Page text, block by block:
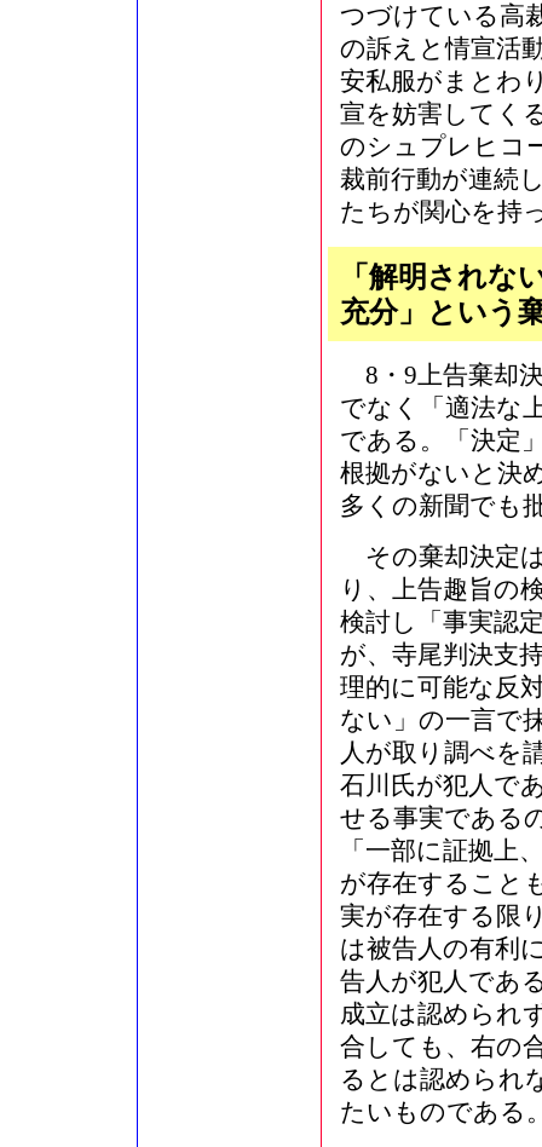
つづけている高
の訴えと情宣活
安私服がまとわ
宣を妨害してく
のシュプレヒコ
裁前行動が連続
たちが関心を持
「解明されな
充分」という
8・9上告棄却
でなく「適法な
である。「決定
根拠がないと決
多くの新聞でも
その棄却決定
り、上告趣旨の
検討し「事実認
が、寺尾判決支
理的に可能な反
ない」の一言で
人が取り調べを
石川氏が犯人で
せる事実である
「一部に証拠上
が存在すること
実が存在する限
は被告人の有利
告人が犯人であ
成立は認められ
合しても、右の
るとは認められ
たいものである